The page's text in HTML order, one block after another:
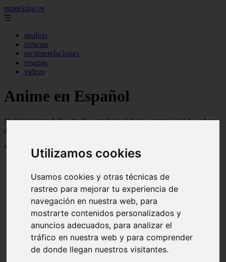
Utilizamos cookies
Usamos cookies y otras técnicas de
rastreo para mejorar tu experiencia de
navegación en nuestra web, para
mostrarte contenidos personalizados y
anuncios adecuados, para analizar el
tráfico en nuestra web y para comprender
de donde llegan nuestros visitantes.
pirateking.es
☰
analisis
noticias
recomendaciones
resenas
videos
Anime en Español
Noticias, novedades, fanfics, trailers, videos, avances y todo sobre
anime en español
Mostrando 1 - 24 de 235 artículos
Reseña Hentai - Kuroinu: Kedakaki Seijo wa Hakudaku
ni Somaru - Anime en Español